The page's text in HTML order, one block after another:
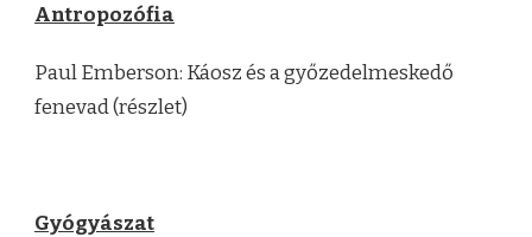
Antropozófia
Paul Emberson: Káosz és a győzedelmeskedő
fenevad (részlet)
Gyógyászat